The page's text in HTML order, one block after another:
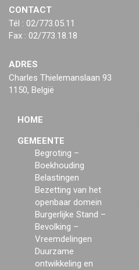
CONTACT
Tél : 02/773.05.11
Fax : 02/773.18.18
ADRES
Charles Thielemanslaan 93
1150, België
HOME
GEMEENTE
Begroting –
Boekhouding
Belastingen
Bezetting van het
openbaar domein
Burgerlijke Stand –
Bevolking –
Vreemdelingen
Duurzame
ontwikkeling en